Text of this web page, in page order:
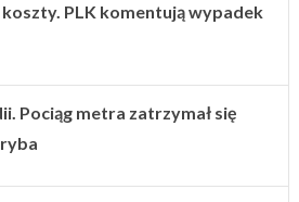
PLK komentują wypadek
Pociąg metra zatrzymał się